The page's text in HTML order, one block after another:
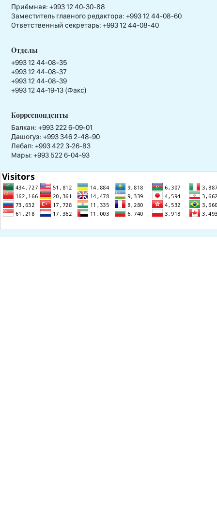
Приёмная: +993 12 40-30-88
Заместитель главного редактора: +993 12 44-08-60
Ответственный секретарь: +993 12 44-08-40
Отделы
+993 12 44-08-35
+993 12 44-08-37
+993 12 44-08-39
+993 12 44-19-13 (Факс)
Корреспонденты
Балкан: +993 222 6-09-01
Дашогуз: +993 346 2-48-90
Лебап: +993 422 3-26-83
Мары: +993 522 6-04-93